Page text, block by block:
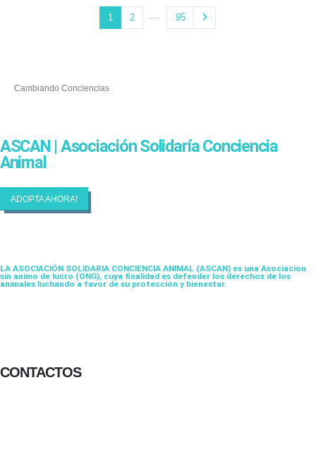
1 2 … 95
Cambiando Conciencias
ASCAN | Asociación Solidaría Conciencia
Animal
ADOPTA AHORA!
LA ASOCIACIÓN SOLIDARIA CONCIENCIA ANIMAL (ASCAN) es una Asociacion
sin animo de lucro (ONG), cuya finalidad es defender los derechos de los
animales luchando a favor de su protección y bienestar.
CONTACTOS